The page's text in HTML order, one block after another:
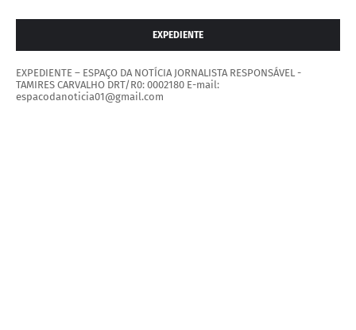
EXPEDIENTE
EXPEDIENTE – ESPAÇO DA NOTÍCIA JORNALISTA RESPONSÁVEL -
TAMIRES CARVALHO DRT/R0: 0002180 E-mail:
espacodanoticia01@gmail.com